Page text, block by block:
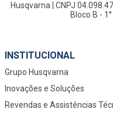
Husqvarna | CNPJ
Bloco B -
INSTITUCIONAL
Grupo Husqvarna
Inovações e Soluções
Revendas e Assistências